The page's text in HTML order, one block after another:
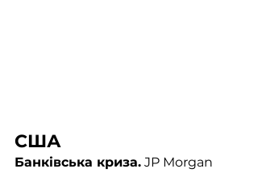
США
Банківська криза. JP Morgan